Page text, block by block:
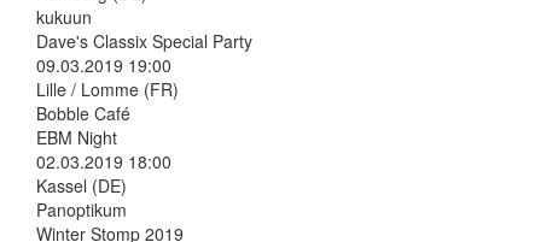
kukuun
Dave's Classix Special Party
09.03.2019 19:00
Lille / Lomme (FR)
Bobble Café
EBM Night
02.03.2019 18:00
Kassel (DE)
Panoptikum
Winter Stomp 2019